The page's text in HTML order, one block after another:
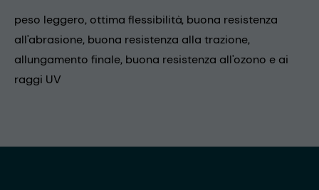
peso leggero, ottima flessibilità, buona resistenza
all'abrasione, buona resistenza alla trazione,
allungamento finale, buona resistenza all'ozono e ai
raggi UV